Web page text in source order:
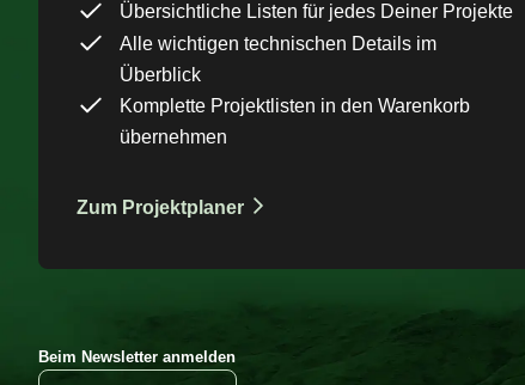
Übersichtliche Listen für jedes Deiner Projekte
Alle wichtigen technischen Details im
Überblick
Komplette Projektlisten in den Warenkorb
übernehmen
Zum Projektplaner
Beim Newsletter anmelden